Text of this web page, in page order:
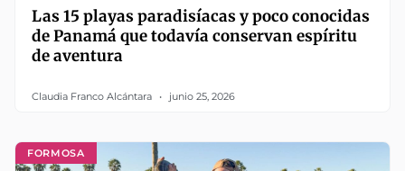
Las 15 playas paradisíacas y poco conocidas
de Panamá que todavía conservan espíritu
de aventura
Claudia Franco Alcántara junio 25, 2026
FORMOSA